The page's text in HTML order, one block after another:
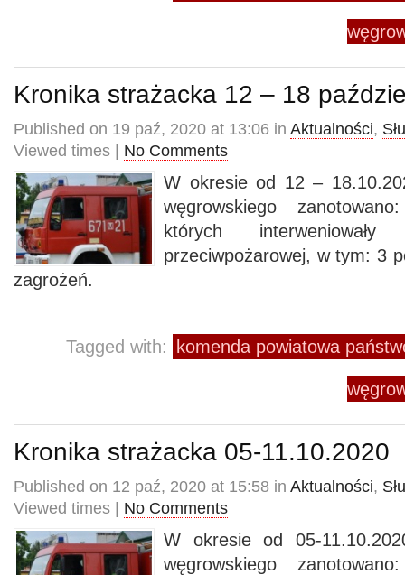
Kronika strażacka 12 – 18
Published on 19 paź, 2020 at 13:06 in Aktualności,
Viewed times | No Comments
W okresie od 12 –
węgrowskiego
których
przeciwpożarowej, w tym: 3
zagrożeń.
Tagged with: komenda powiatowa
Kronika strażacka 05-11.10.2020
Published on 12 paź, 2020 at 15:58 in Aktualności,
Viewed times | No Comments
W okresie od 05-
węgrowskiego